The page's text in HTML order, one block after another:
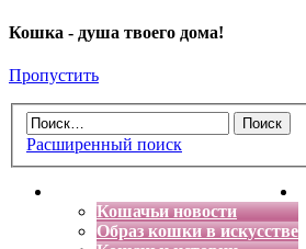
Кошка - душа твоего дома!
Пропустить
Расширенный поиск
Кошачьи новости
Образ кошки в искусстве